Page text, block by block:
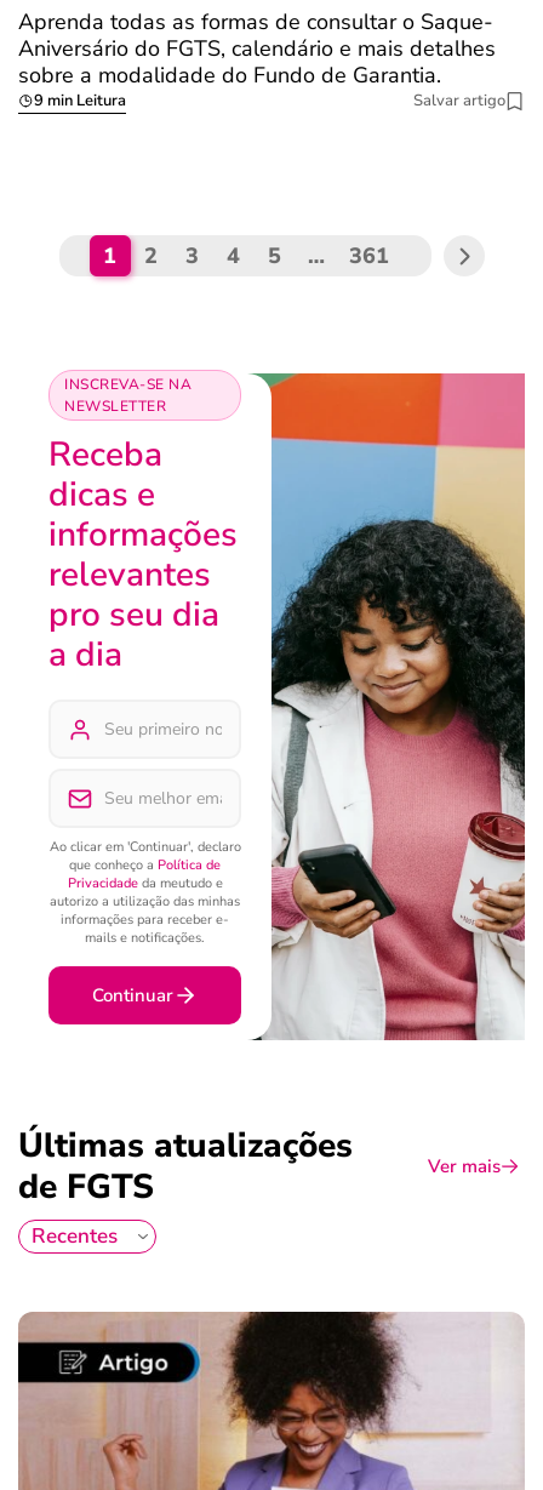
Aprenda todas as formas de consultar o Saque-
Aniversário do FGTS, calendário e mais detalhes
sobre a modalidade do Fundo de Garantia.
9 min Leitura Salvar artigo
1 2 3 4 5 … 361
INSCREVA-SE NA
NEWSLETTER
Receba
dicas e
informações
relevantes
pro seu dia
a dia
Ao clicar em 'Continuar', declaro
que conheço a Política de
Privacidadeda meutudo e
autorizo a utilização das minhas
informações para receber e-
mails e notificações.
Continuar
Últimas atualizações
de FGTS
Ver mais